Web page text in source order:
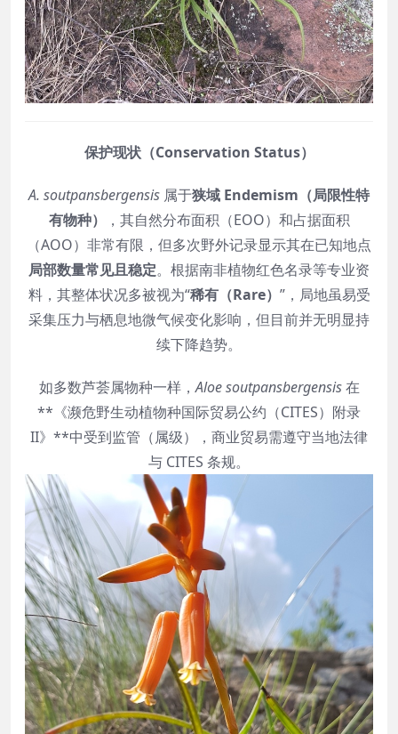
保护现状（Conservation Status）
A. soutpansbergensis 属于狭域 Endemism（局限性特
有物种）
，其自然分布面积（EOO）和占据面积
（AOO）非常有限，但多次野外记录显示其在已知地点
局部数量常见且稳定。根据南非植物红色名录等专业资
料，其整体状况多被视为“稀有（Rare） ”，局地虽易受
采集压力与栖息地微气候变化影响，但目前并无明显持
续下降趋势。
如多数芦荟属物种一样，Aloe soutpansbergensis在
**《濒危野生动植物种国际贸易公约（CITES）附录
II》**中受到监管（属级），商业贸易需遵守当地法律
与 CITES 条规。